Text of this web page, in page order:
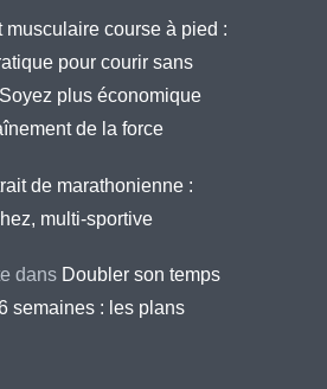
musculaire course à pied :
pour courir sans
Soyez plus économique
de la force
de marathonienne :
multi-sportive
dans Doubler son temps
semaines : les plans